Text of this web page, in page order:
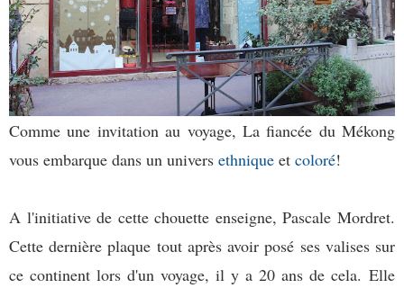
Comme une invitation au voyage, La fiancée du Mékong
vous embarque dans un univers ethnique et coloré!
A l'initiative de cette chouette enseigne, Pascale Mordret.
Cette dernière plaque tout après avoir posé ses valises sur
ce continent lors d'un voyage, il y a 20 ans de cela. Elle